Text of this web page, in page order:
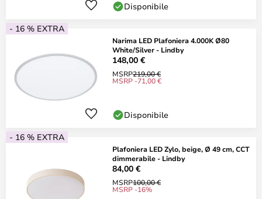
Disponibile
- 16 % EXTRA
Narima LED Plafoniera 4.000K Ø80
White/Silver - Lindby
148,00 €
MSRP219,00 €
MSRP -71,00 €
Disponibile
- 16 % EXTRA
Plafoniera LED Zylo, beige, Ø 49 cm, CCT
dimmerabile - Lindby
84,00 €
MSRP100,00 €
MSRP -16%